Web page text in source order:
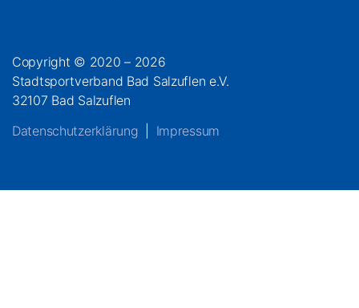
Copyright © 2020 – 2026
Stadtsportverband Bad Salzuflen e.V.
32107 Bad Salzuflen
Datenschutzerklärung
Impressum